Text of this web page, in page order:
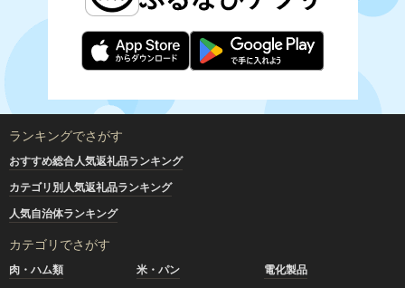
ランキングでさがす
おすすめ総合人気返礼品ランキング
カテゴリ別人気返礼品ランキング
人気自治体ランキング
カテゴリでさがす
肉・ハム類 米・パン
電化製品